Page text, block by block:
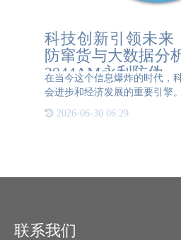
科技创新引领未来
防窜货与大数据分
3044AM永利防伪
在当今这个信息爆炸的时代，
会进步和经济发展的重要引擎
现，它们共同构建起了一个更
2026-06-30 06:29
联系我们